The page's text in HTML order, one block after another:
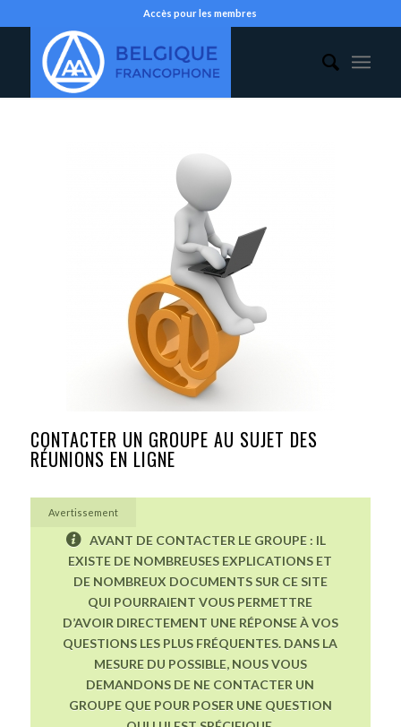
Accès pour les membres
CONTACTER UN GROUPE AU SUJET DES
RÉUNIONS EN LIGNE
Avertissement
AVANT DE CONTACTER LE GROUPE : IL
EXISTE DE NOMBREUSES EXPLICATIONS ET
DE NOMBREUX DOCUMENTS SUR CE SITE
QUI POURRAIENT VOUS PERMETTRE
D’AVOIR DIRECTEMENT UNE RÉPONSE À VOS
QUESTIONS LES PLUS FRÉQUENTES. DANS LA
MESURE DU POSSIBLE, NOUS VOUS
DEMANDONS DE NE CONTACTER UN
GROUPE QUE POUR POSER UNE QUESTION